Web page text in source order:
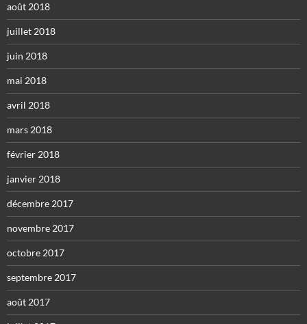
août 2018
juillet 2018
juin 2018
mai 2018
avril 2018
mars 2018
février 2018
janvier 2018
décembre 2017
novembre 2017
octobre 2017
septembre 2017
août 2017